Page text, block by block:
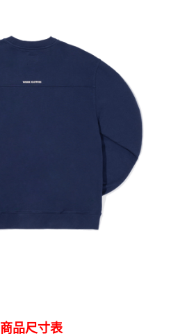
商品尺寸表